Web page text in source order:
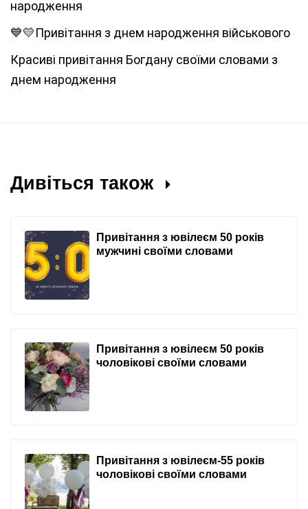
народження
💙💛Привітання з днем народження військового
Красиві привітання Богдану своїми словами з
днем народження
Дивіться також
Привітання з ювілеєм 50 років
мужчині своїми словами
Привітання з ювілеєм 50 років
чоловікові своїми словами
Привітання з ювілеєм-55 років
чоловікові своїми словами